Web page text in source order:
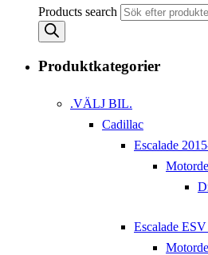
Products search
Produktkategorier
.VÄLJ BIL.
Cadillac
Escalade
Escalade